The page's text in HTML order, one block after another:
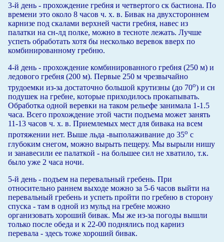
3-й день - прохождение гребня и четвертого ск бастиона. По
времени это около 8 часов ч. х. в. Бивак на двухстороннем
карнизе под скалами верхней части гребня, навес из
палатки на сн-лд полке, можно в тесноте лежать. Лучше
успеть обработать хотя бы несколько веревок вверх по
комбинированному гребню.
4-й день - прохождение комбинированного гребня (250 м) и
ледового гребня (200 м). Первые 250 м чрезвычайно
трудоемки из-за достаточно большой крутизны (до 70о) и сн
подушек на гребне, которые приходилось прокапывать.
Обработка одной веревки на таком рельефе занимала 1-1.5
часа. Всего прохождение этой части подъема может занять
11-13 часов ч. х. в. Приемлемых мест для бивака на всем
протяжении нет. Выше льда -выполаживание до 35о с
глубоким снегом, можно вырыть пещеру. Мы вырыли нишу
и занавесили ее палаткой - на большее сил не хватило, т.к.
было уже 2 часа ночи.
5-й день - подъем на перевальный гребень. При
относительно раннем выходе можно за 5-6 часов выйти на
перевальный гребень и успеть пройти по гребню в сторону
спуска - там в одной из мульд на гребне можно
организовать хороший бивак. Мы же из-за погоды вышли
только после обеда и к 22-00 поднялись под карниз
перевала - здесь тоже хороший бивак.